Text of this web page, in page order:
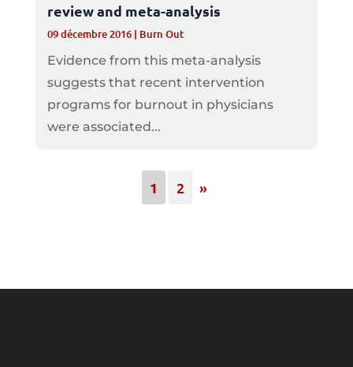
review and meta-analysis
09 décembre 2016| Burn Out
Evidence from this meta-analysis
suggests that recent intervention
programs for burnout in physicians
were associated...
1 2 »